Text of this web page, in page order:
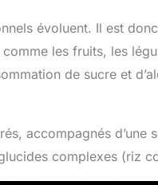
évoluent. Il est
les fruits, les
de sucre et
accompagnés d’une
complexes (riz